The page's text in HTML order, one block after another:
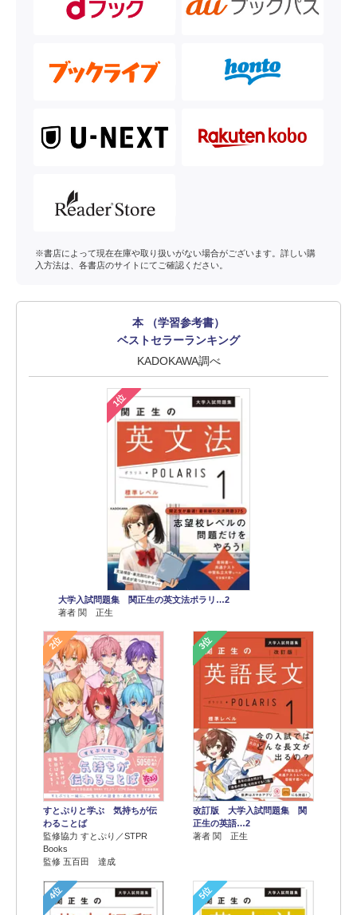
※書店によって現在在庫や取り扱いがない場合がございます。詳しい購
入方法は、各書店のサイトにてご確認ください。
本 （学習参考書）
ベストセラーランキング
KADOKAWA調べ
1位
大学入試問題集 関正生の英文法ポラリ…2
著者 関 正生
2位
すとぷりと学ぶ 気持ちが伝
わることば
監修協力 すとぷり／STPR
Books
監修 五百田 達成
3位
改訂版 大学入試問題集 関
正生の英語…2
著者 関 正生
4位 5位